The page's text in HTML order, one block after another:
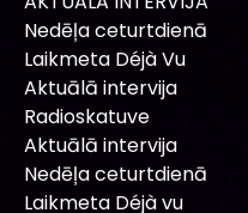
Nedēļa ceturtdienā
Laikmeta Déjà Vu
Aktuālā intervija
Radioskatuve
Aktuālā intervija
Nedēļa ceturtdienā
Laikmeta Déjà vu